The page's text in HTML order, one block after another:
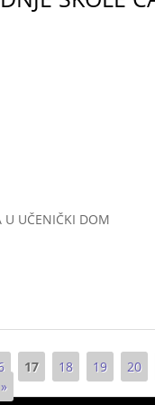
U UČENIČKI DOM
17 18 19 20